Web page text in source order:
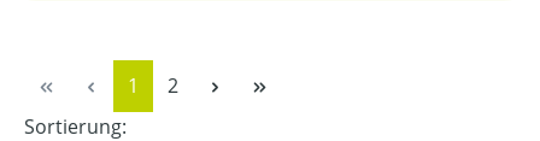
Seite
1 Seite
2
Sortierung: